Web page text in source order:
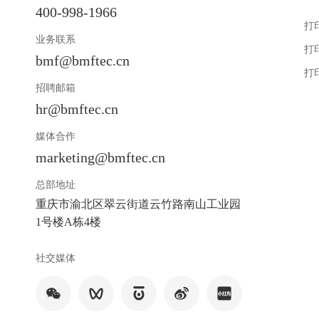
400-998-1966
业务联系
bmf@bmftec.cn
招聘邮箱
hr@bmftec.cn
媒体合作
marketing@bmftec.cn
总部地址
重庆市渝北区翠云街道云竹路南山工业园
1号楼A栋4楼
社交媒体
打
打
打